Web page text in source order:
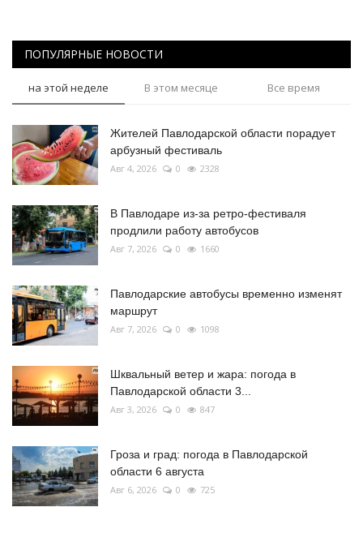
Қазақша Русский
ПОПУЛЯРНЫЕ НОВОСТИ
на этой неделе В этом месяце Все время
Жителей Павлодарской области порадует
арбузный фестиваль
Авг 4, 2026 0 2328
В Павлодаре из-за ретро-фестиваля
продлили работу автобусов
Авг 7, 2026 0 1660
Павлодарские автобусы временно изменят
маршрут
Авг 7, 2026 0 1098
Шквальный ветер и жара: погода в
Павлодарской области 3...
Авг 3, 2026 0 847
Гроза и град: погода в Павлодарской
области 6 августа
Авг 6, 2026 0 725